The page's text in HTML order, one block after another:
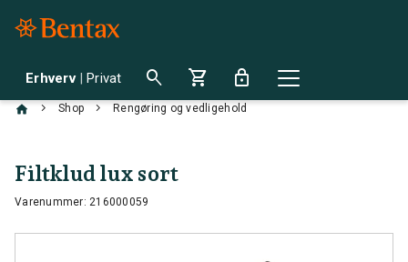
Erhverv | Privat search shopping_cart lock
chevron_right Shop chevron_right Rengøring og vedligehold
Filtklud lux sort
Varenummer: 216000059